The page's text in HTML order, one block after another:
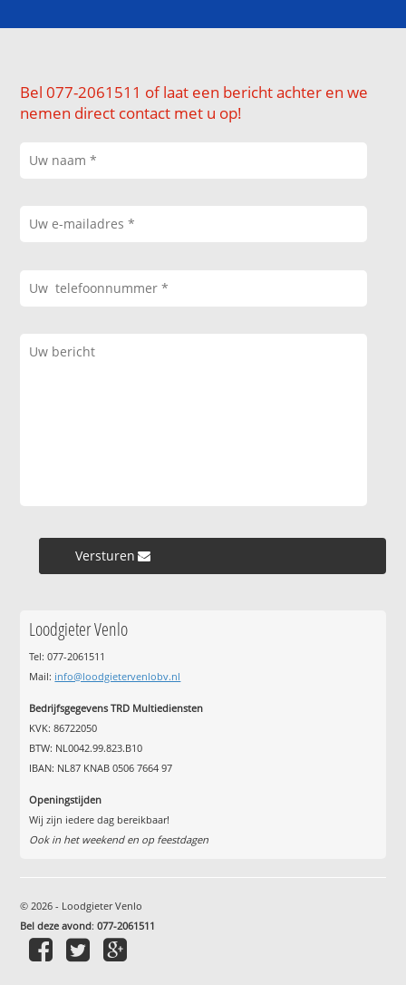
Bel 077-2061511 of laat een bericht achter en we
nemen direct contact met u op!
Versturen »
Loodgieter Venlo
Tel: 077-2061511
Mail: info@loodgietervenlobv.nl
Bedrijfsgegevens TRD Multiediensten
KVK: 86722050
BTW: NL0042.99.823.B10
IBAN: NL87 KNAB 0506 7664 97
Openingstijden
Wij zijn iedere dag bereikbaar!
Ook in het weekend en op feestdagen
© 2026 - Loodgieter Venlo
Bel deze avond:077-2061511